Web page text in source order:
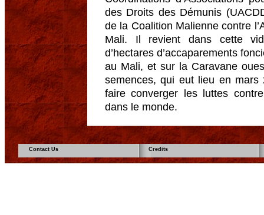
des Droits des Démunis
de la Coalition Malienne contre
Mali. Il revient dans cette
d’hectares d’accaparements
au Mali, et sur la Caravane
semences, qui eut lieu en
faire converger les luttes
dans le monde.
Contact Us Credits